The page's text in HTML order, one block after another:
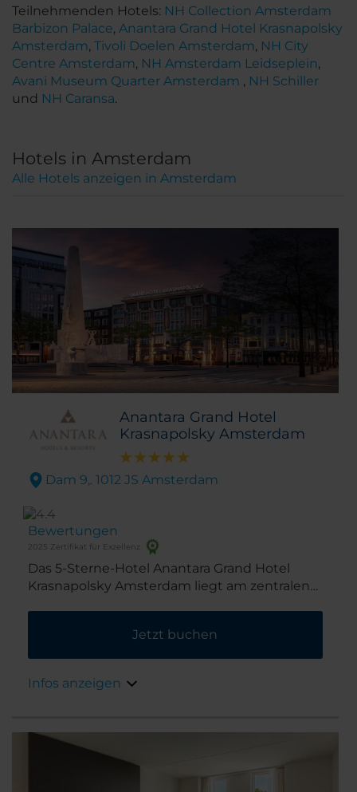
Teilnehmenden Hotels: NH Collection Amsterdam
Barbizon Palace, Anantara Grand Hotel Krasnapolsky
Amsterdam, Tivoli Doelen Amsterdam, NH City
Centre Amsterdam, NH Amsterdam Leidseplein,
Avani Museum Quarter Amsterdam , NH Schiller
und NH Caransa.
Hotels in Amsterdam
Alle Hotels anzeigen in Amsterdam
Anantara Grand Hotel
Krasnapolsky Amsterdam
Dam 9,. 1012 JS Amsterdam
Bewertungen
2025 Zertifikat für Exzellenz
Das 5-Sterne-Hotel Anantara Grand Hotel
Krasnapolsky Amsterdam liegt am zentralen
von den besten Geschäften und
Sehenswürdigkeiten entfernt.
Jetzt buchen
Infos anzeigen